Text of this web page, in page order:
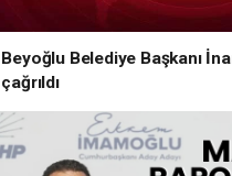
Beyoğlu Belediye Başkanı
çağrıldı